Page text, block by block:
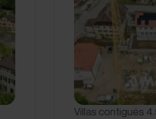
Villas contiguës